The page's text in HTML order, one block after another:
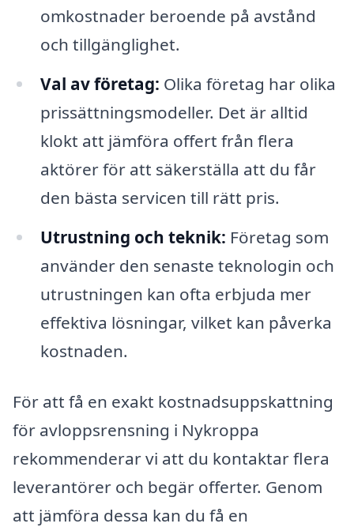
omkostnader beroende på avstånd
och tillgänglighet.
Val av företag: Olika företag har olika
prissättningsmodeller. Det är alltid
klokt att jämföra offert från flera
aktörer för att säkerställa att du får
den bästa servicen till rätt pris.
Utrustning och teknik: Företag som
använder den senaste teknologin och
utrustningen kan ofta erbjuda mer
effektiva lösningar, vilket kan påverka
kostnaden.
För att få en exakt kostnadsuppskattning
för avloppsrensning i Nykroppa
rekommenderar vi att du kontaktar flera
leverantörer och begär offerter. Genom
att jämföra dessa kan du få en